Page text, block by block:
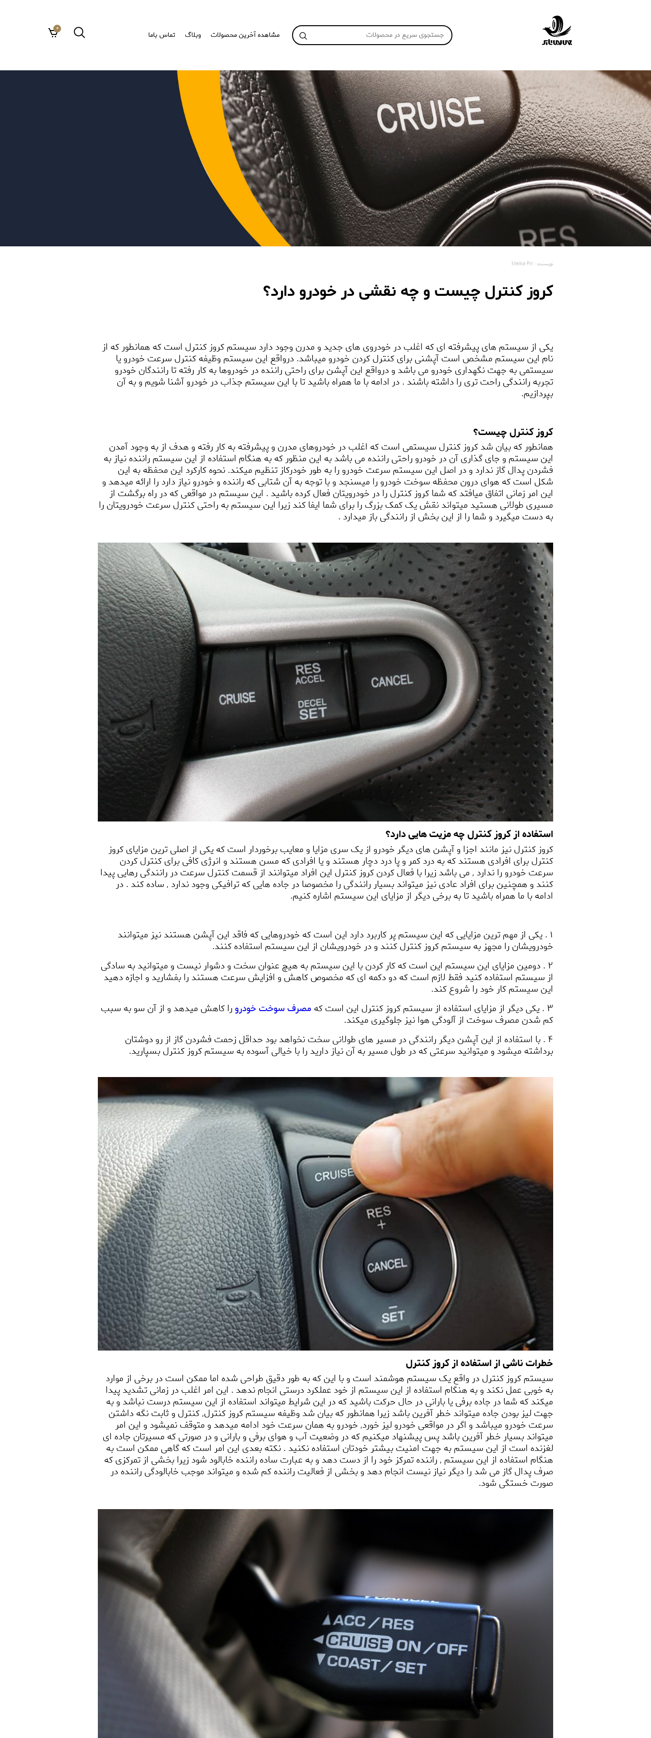
مشاهده آخرین محصولات وبلاگ تماس باما
0
نویسنده : Melika Piri
کروز کنترل چیست و چه نقشی در خودرو دارد؟
یکی از سیستم های پیشرفته ای که اغلب در خودروی های جدید و مدرن وجود دارد سیستم کروز کنترل است که همانطور که از
نام این سیستم مشخص است آپشنی برای کنترل کردن خودرو میباشد. درواقع این سیستم وظیفه کنترل سرعت خودرو یا
سیستمی به جهت نگهداری خودرو می باشد و درواقع این آپشن برای راحتی راننده در خودروها به کار رفته تا رانندگان خودرو
تجربه رانندگی راحت تری را داشته باشند . در ادامه با ما همراه باشید تا با این سیستم جذاب در خودرو آشنا شویم و به آن
بپردازیم.
کروز کنترل چیست؟
همانطور که بیان شد کروز کنترل سیستمی است که اغلب در خودروهای مدرن و پیشرفته به کار رفته و هدف از به وجود آمدن
این سیستم و جای گذاری آن در خودرو راحتی راننده می باشد به این منظور که به هنگام استفاده از این سیستم راننده نیاز به
فشردن پدال گاز ندارد و در اصل این سیستم سرعت خودرو را به طور خودرکاز تنظیم میکند. نحوه کارکرد این محفظه به این
شکل است که هوای درون محفظه سوخت خودرو را میسنجد و با توجه به آن شتابی که راننده و خودرو نیاز دارد را ارائه میدهد و
این امر زمانی اتفاق میافتد که شما کروز کنترل را در خودرویتان فعال کرده باشید . این سیستم در مواقعی که در راه برگشت از
مسیری طولانی هستید میتواند نقش یک کمک بزرگ را برای شما ایفا کند زیرا این سیستم به راحتی کنترل سرعت خودرویتان را
به دست میگیرد و شما را از این بخش از رانندگی باز میدارد .
استفاده از کروز کنترل چه مزیت هایی دارد؟
کروز کنترل نیز مانند اجزا و آپشن های دیگر خودرو از یک سری مزایا و معایب برخوردار است که یکی از اصلی ترین مزایای کروز
کنترل برای افرادی هستند که به درد کمر و پا درد دچار هستند و یا افرادی که مسن هستند و انرژی کافی برای کنترل کردن
سرعت خودرو را ندارد ,می باشد زیرا با فعال کردن کروز کنترل این افراد میتوانند از قسمت کنترل سرعت در رانندگی رهایی پیدا
کنند و همچنین برای افراد عادی نیز میتواند بسیار رانندگی را مخصوصا در جاده هایی که ترافیکی وجود ندارد ,ساده کند . در
ادامه با ما همراه باشید تا به برخی دیگر از مزایای این سیستم اشاره کنیم.
1 . یکی از مهم ترین مزایایی که این سیستم پر کاربرد دارد این است که خودروهایی که فاقد این آپشن هستند نیز میتوانند
خودرویشان را مجهز به سیستم کروز کنترل کنند و در خودرویشان از این سیستم استفاده کنند.
2 . دومین مزایای این سیستم این است که کار کردن با این سیستم به هیچ عنوان سخت و دشوار نیست و میتوانید به سادگی
از سیستم استفاده کنید فقط لازم است که دو دکمه ای که مخصوص کاهش و افزایش سرعت هستند را بفشارید و اجازه دهید
این سیستم کار خود را شروع کند.
3 . یکی دیگر از مزایای استفاده از سیستم کروز کنترل این است که
مصرف سوخت خودرورا کاهش میدهد و از آن سو به سبب
کم شدن مصرف سوخت از آلودگی هوا نیز جلوگیری میکند.
4 . با استفاده از این آپشن دیگر رانندگی در مسیر های طولانی سخت نخواهد بود حداقل زحمت فشردن گاز از رو دوشتان
برداشته میشود و میتوانید سرعتی که در طول مسیر به آن نیاز دارید را با خیالی آسوده به سیستم کروز کنترل بسپارید.
خطرات ناشی از استفاده از کروز کنترل
سیستم کروز کنترل در واقع یک سیستم هوشمند است و با این که به طور دقیق طراحی شده اما ممکن است در برخی از موارد
به خوبی عمل نکند و به هنگام استفاده از این سیستم از خود عملکرد درستی انجام ندهد . این امر اغلب در زمانی تشدید پیدا
میکند که شما در جاده برفی یا بارانی در حال حرکت باشید که در این شرایط میتواند استفاده از این سیستم درست نباشد و به
جهت لیز بودن جاده میتواند خطر آفرین باشد زیرا همانطور که بیان شد وظیفه سیستم کروز کنترل,کنترل و ثابت نگه داشتن
سرعت خودرو میباشد و اگر در مواقعی خودرو لیز خورد,خودرو به همان سرعت خود ادامه میدهد و متوقف نمیشود و این امر
میتواند بسیار خطر آفرین باشد پس پیشنهاد میکنیم که در وضعیت آب و هوای برفی و بارانی و در صورتی که مسیرتان جاده ای
لغزنده است از این سیستم به جهت امنیت بیشتر خودتان استفاده نکنید . نکته بعدی این امر است که گاهی ممکن است به
هنگام استفاده از این سیستم ,راننده تمرکز خود را از دست دهد و به عبارت ساده راننده خابالود شود زیرا بخشی از تمرکزی که
صرف پدال گاز می شد را دیگر نیاز نیست انجام دهد و بخشی از فعالیت راننده کم شده و میتواند موجب خابالودگی راننده در
صورت خستگی شود.